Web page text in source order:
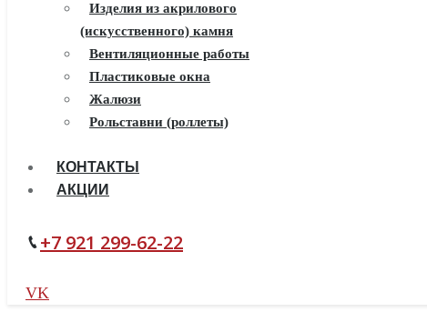
Пластиковые окна
Жалюзи
Рулонные шторы
Изделия из акрилового
(искусственного) камня
Вентиляционные работы
Пластиковые окна
Жалюзи
Рольставни (роллеты)
КОНТАКТЫ
АКЦИИ
+7 921 299-62-22
VK